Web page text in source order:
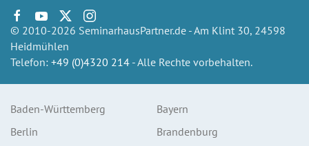
© 2010-2026 SeminarhausPartner.de - Am Klint 30, 24598
Heidmühlen
Telefon: +49 (0)4320 214 - Alle Rechte vorbehalten.
Baden-Württemberg
Bayern
Berlin
Brandenburg